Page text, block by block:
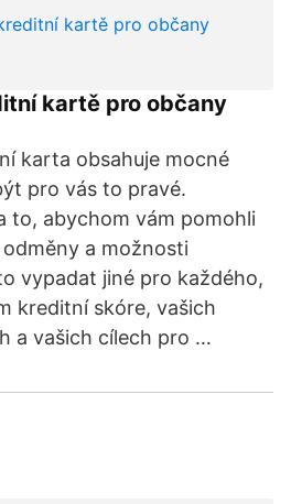
kartě pro občany
karta obsahuje mocné
pro vás to pravé.
to, abychom vám pomohli
a možnosti
vypadat jiné pro každého,
kreditní skóre, vašich
a vašich cílech pro …